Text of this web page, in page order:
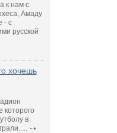
к нам с
Амаду
- с
русской
хочешь
которого
в